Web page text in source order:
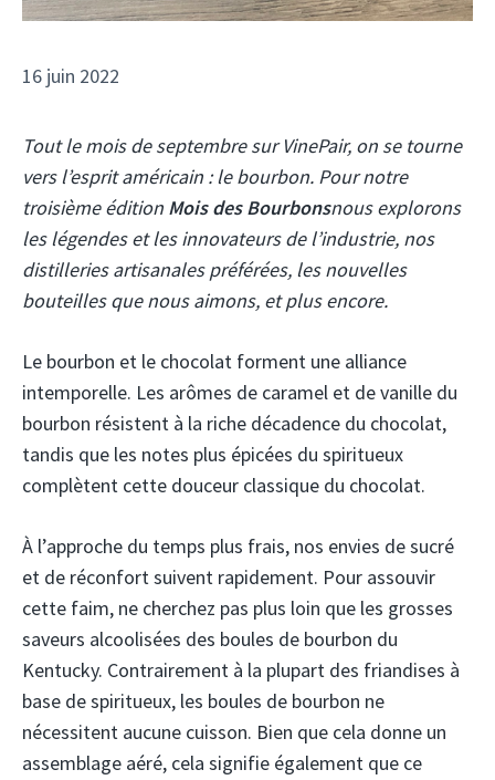
16 juin 2022
Tout le mois de septembre sur VinePair, on se tourne
vers l’esprit américain : le bourbon. Pour notre
troisième édition Mois des Bourbonsnous explorons
les légendes et les innovateurs de l’industrie, nos
distilleries artisanales préférées, les nouvelles
bouteilles que nous aimons, et plus encore.
Le bourbon et le chocolat forment une alliance
intemporelle. Les arômes de caramel et de vanille du
bourbon résistent à la riche décadence du chocolat,
tandis que les notes plus épicées du spiritueux
complètent cette douceur classique du chocolat.
À l’approche du temps plus frais, nos envies de sucré
et de réconfort suivent rapidement. Pour assouvir
cette faim, ne cherchez pas plus loin que les grosses
saveurs alcoolisées des boules de bourbon du
Kentucky. Contrairement à la plupart des friandises à
base de spiritueux, les boules de bourbon ne
nécessitent aucune cuisson. Bien que cela donne un
assemblage aéré, cela signifie également que ce